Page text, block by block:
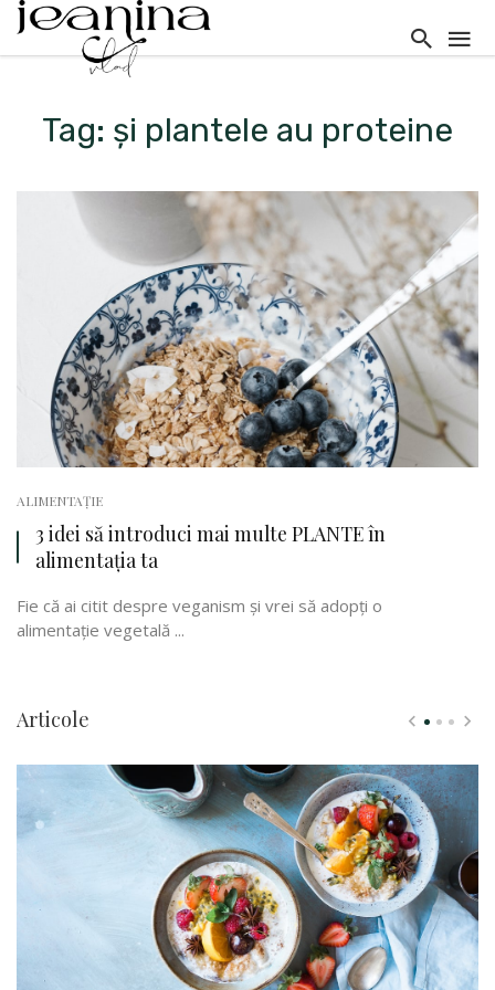
Tag: și plantele au proteine
ALIMENTAȚIE
3 idei să introduci mai multe PLANTE în
alimentația ta
Fie că ai citit despre veganism și vrei să adopți o
alimentație vegetală ...
Articole